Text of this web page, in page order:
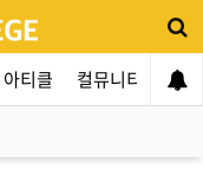
아티클 컬뮤니티 애